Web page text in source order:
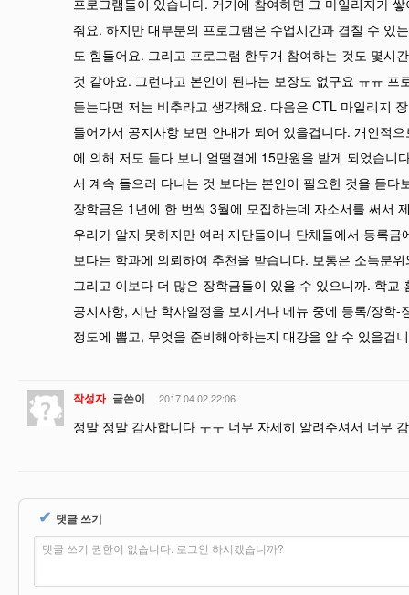
프로그램들이 있습니다. 거기에 참여하면 그 마일리지가
줘요. 하지만 대부분의 프로그램은 수업시간과 겹칠 수 있
도 힘들어요. 그리고 프로그램 한두개 참여하는 것도 몇시
것 같아요. 그런다고 본인이 된다는 보장도 없구요 ㅠㅠ
듣는다면 저는 비추라고 생각해요. 다음은 CTL 마일리지
들어가서 공지사항 보면 안내가 되어 있을겁니다. 개인적
에 의해 저도 듣다 보니 얼떨결에 15만원을 받게 되었습니
서 계속 들으러 다니는 것 보다는 본인이 필요한 것을 듣
장학금은 1년에 한 번씩 3월에 모집하는데 자소서를 써서
우리가 알지 못하지만 여러 재단들이나 단체들에서 등록
보다는 학과에 의뢰하여 추천을 받습니다. 보통은 소득분
그리고 이보다 더 많은 장학금들이 있을 수 있으니까. 학
공지사항, 지난 학사일정을 보시거나 메뉴 중에 등록/장학
정도에 뽑고, 무엇을 준비해야하는지 대강을 알 수 있을겁
작성자 글쓴이 2017.04.02 22:06
정말 정말 감사합니다 ㅜㅜ 너무 자세히 알려주셔서 너무
✔ 댓글 쓰기
댓글 쓰기 권한이 없습니다. 로그인 하시겠습니까?